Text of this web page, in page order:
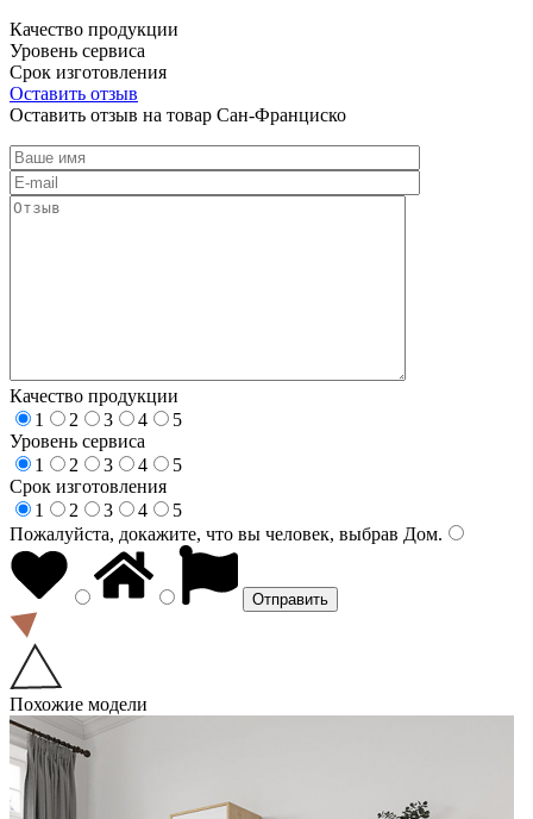
Качество продукции
Уровень сервиса
Срок изготовления
Оставить отзыв
Оставить отзыв на товар Сан-Франциско
Качество продукции
1
2 3 4
5
Уровень сервиса
1
2 3 4
5
Срок изготовления
1
2 3 4
5
Пожалуйста, докажите, что вы человек, выбрав Дом.
Похожие модели